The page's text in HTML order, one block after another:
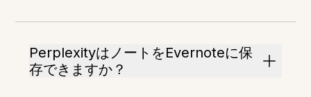
PerplexityはノートをEvernoteに保
存できますか？